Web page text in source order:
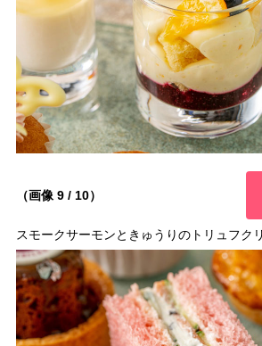
（画像 9 / 10）
スモークサーモンときゅうりのトリュフク